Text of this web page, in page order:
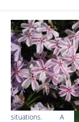
situations. A